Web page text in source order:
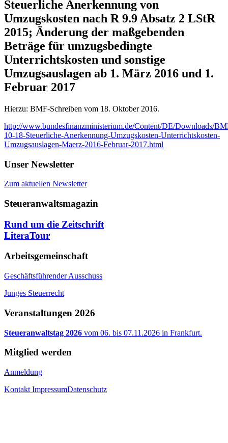
Steuerliche Anerkennung von
Umzugskosten nach R 9.9 Absatz 2 LStR
2015; Änderung der maßgebenden
Beträge für umzugsbedingte
Unterrichtskosten und sonstige
Umzugsauslagen ab 1. März 2016 und 1.
Februar 2017
Hierzu: BMF-Schreiben vom 18. Oktober 2016.
http://www.bundesfinanzministerium.de/Content/DE/Downloads/
10-18-Steuerliche-Anerkennung-Umzugskosten-Unterrichtskosten-
Umzugsauslagen-Maerz-2016-Februar-2017.html
Unser Newsletter
Zum aktuellen Newsletter
Steueranwaltsmagazin
Rund um die Zeitschrift
LiteraTour
Arbeitsgemeinschaft
Geschäftsführender Ausschuss
Junges Steuerrecht
Veranstaltungen 2026
Steueranwaltstag 2026 vom 06. bis 07.11.2026 in Frankfurt.
Mitglied werden
Anmeldung
Kontakt ImpressumDatenschutz